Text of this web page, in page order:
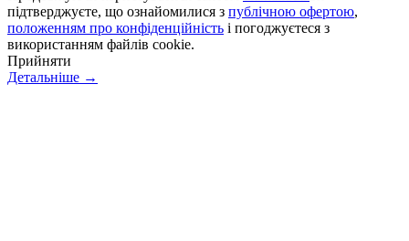
підтверджуєте, що ознайомилися з публічною офертою,
положенням про конфіденційність і погоджуєтеся з
використанням файлів cookie.
Прийняти
Детальніше →